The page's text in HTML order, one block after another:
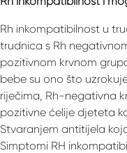
Rh inkompatibilnost u
trudnica s Rh
pozitivnom krvnom
bebe su ono što
riječima, Rh-negativna
pozitivne ćelije djeteta
Stvaranjem antitijela
Simptomi RH